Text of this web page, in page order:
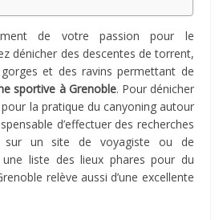
de votre passion pour le
dénicher des descentes de torrent,
et des ravins permettant de
sportive à Grenoble. Pour dénicher
la pratique du canyoning autour
d’effectuer des recherches
sur un site de voyagiste ou de
liste des lieux phares pour du
relève aussi d’une excellente